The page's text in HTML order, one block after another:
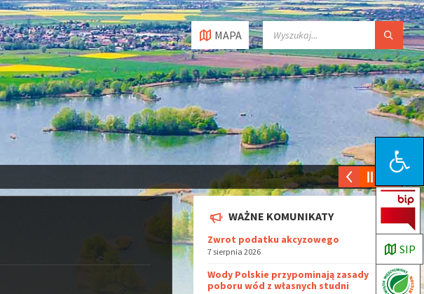
Open toolbar
SIP
MAPA
WAŻNE KOMUNIKATY
Zwrot podatku akcyzowego
7 sierpnia 2026
Wody Polskie przypominają zasady
poboru wód z własnych studni